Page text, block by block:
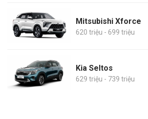
Mitsubishi Xforce
620 triệu - 699 triệu
Kia Seltos
629 triệu - 739 triệu